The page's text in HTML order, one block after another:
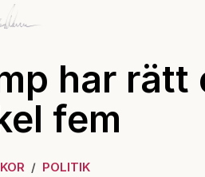
har rätt
fem
POLITIK